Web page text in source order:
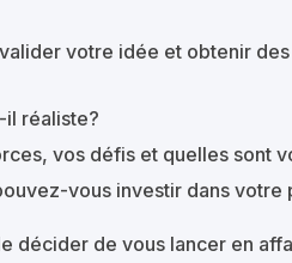
votre idée et obtenir
réaliste?
vos défis et quelles sont
vous investir dans votre
décider de vous lancer en